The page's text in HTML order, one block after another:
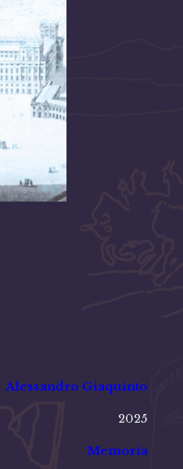
Alessandro Giaquinto
2025
Memoria